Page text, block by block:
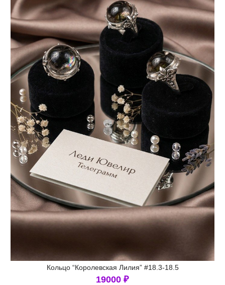
Кольцо “Королевская Лилия” #18.3-18.5
19000 ₽